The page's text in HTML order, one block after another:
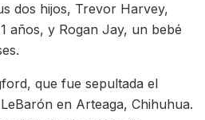
dos hijos, Trevor Harvey,
años, y Rogan Jay, un bebé
que fue sepultada el
en Arteaga, Chihuhua.